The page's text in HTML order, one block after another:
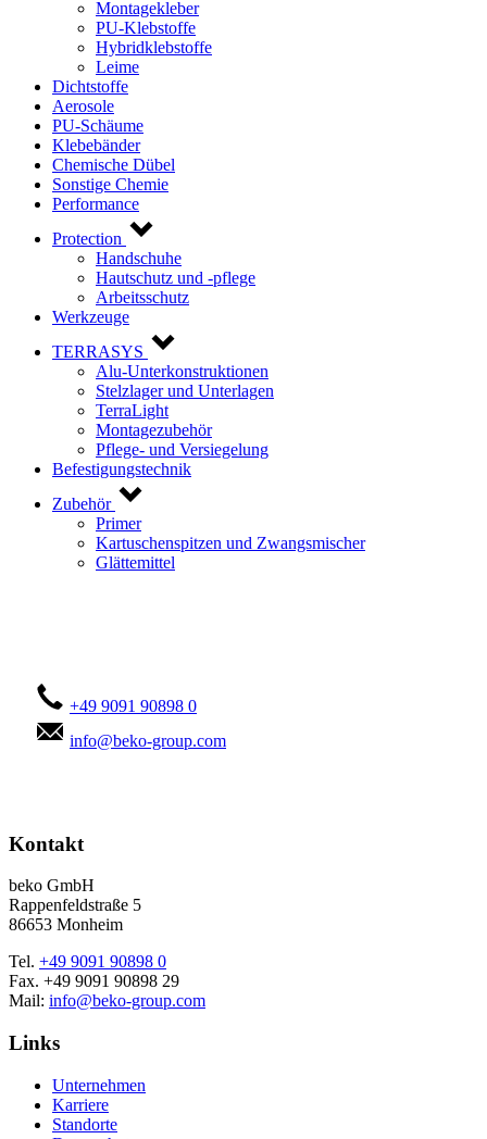
Montagekleber
PU-Klebstoffe
Hybridklebstoffe
Leime
Dichtstoffe
Aerosole
PU-Schäume
Klebebänder
Chemische Dübel
Sonstige Chemie
Performance
Protection
Handschuhe
Hautschutz und -pflege
Arbeitsschutz
Werkzeuge
TERRASYS
Alu-Unterkonstruktionen
Stelzlager und Unterlagen
TerraLight
Montagezubehör
Pflege- und Versiegelung
Befestigungstechnik
Zubehör
Primer
Kartuschenspitzen und Zwangsmischer
Glättemittel
+49 9091 90898 0
info@beko-group.com
Kontakt
beko GmbH
Rappenfeldstraße 5
86653 Monheim
Tel. +49 9091 90898 0
Fax. +49 9091 90898 29
Mail: info@beko-group.com
Links
Unternehmen
Karriere
Standorte